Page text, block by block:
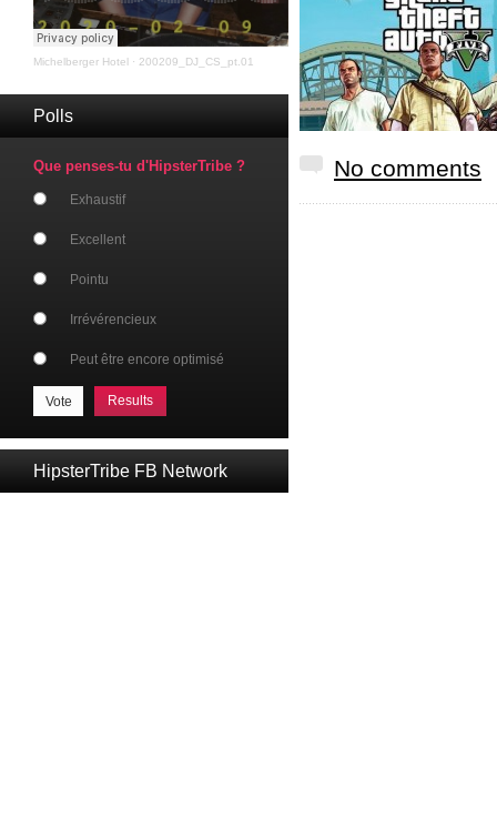
Michelberger Hotel · 200209_DJ_CS_pt.01
Polls
Que penses-tu d'HipsterTribe ?
Exhaustif
Excellent
Pointu
Irrévérencieux
Peut être encore optimisé
Results
HipsterTribe FB Network
No comments